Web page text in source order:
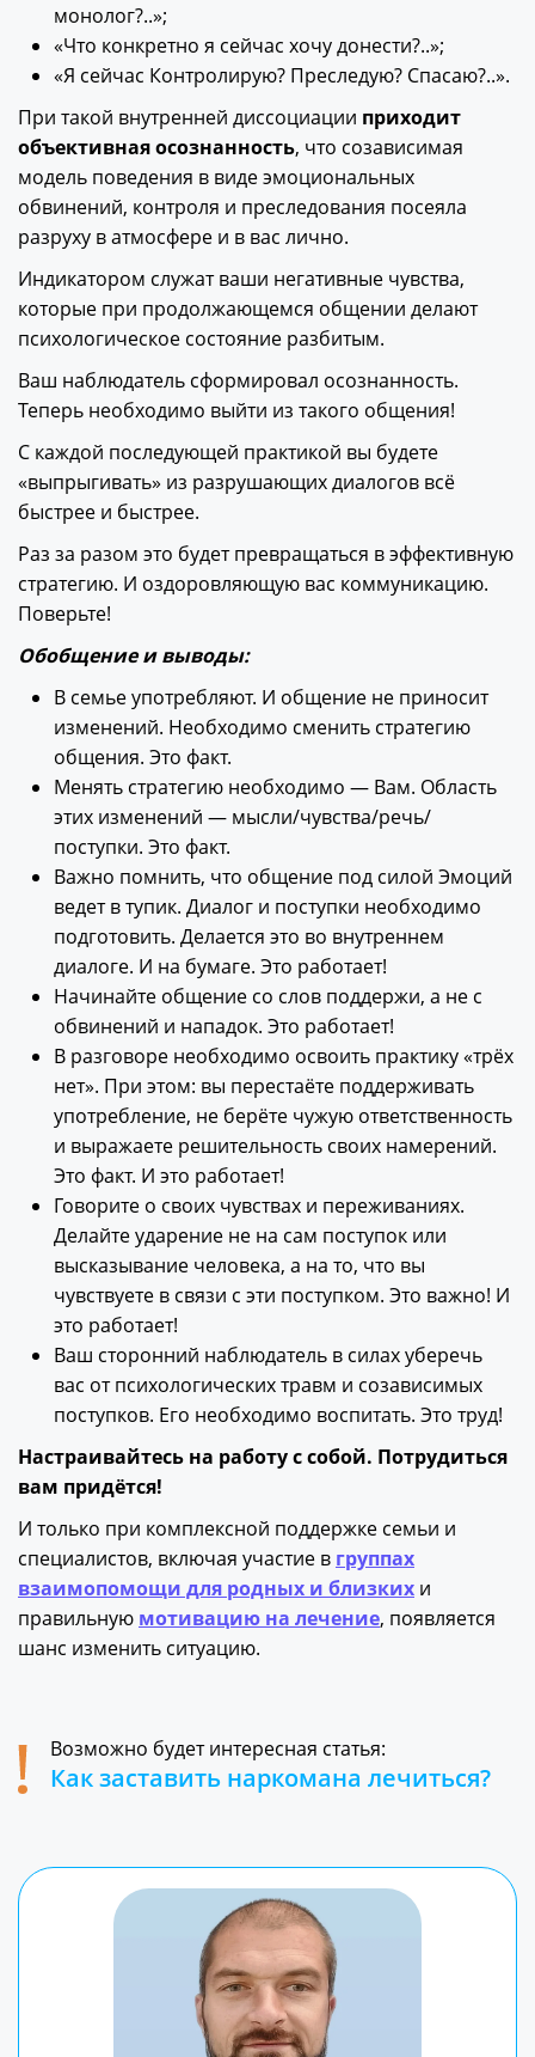
монолог?..»;
«Что конкретно я сейчас хочу донести?..»;
«Я сейчас Контролирую? Преследую? Спасаю?..».
При такой внутренней диссоциации приходит
объективная осознанность, что созависимая
модель поведения в виде эмоциональных
обвинений, контроля и преследования посеяла
разруху в атмосфере и в вас лично.
Индикатором служат ваши негативные чувства,
которые при продолжающемся общении делают
психологическое состояние разбитым.
Ваш наблюдатель сформировал осознанность.
Теперь необходимо выйти из такого общения!
С каждой последующей практикой вы будете
«выпрыгивать» из разрушающих диалогов всё
быстрее и быстрее.
Раз за разом это будет превращаться в эффективную
стратегию. И оздоровляющую вас коммуникацию.
Поверьте!
Обобщение и выводы:
В семье употребляют. И общение не приносит
изменений. Необходимо сменить стратегию
общения. Это факт.
Менять стратегию необходимо — Вам. Область
этих изменений — мысли/чувства/речь/
поступки. Это факт.
Важно помнить, что общение под силой Эмоций
ведет в тупик. Диалог и поступки необходимо
подготовить. Делается это во внутреннем
диалоге. И на бумаге. Это работает!
Начинайте общение со слов поддержи, а не с
обвинений и нападок. Это работает!
В разговоре необходимо освоить практику «трёх
нет». При этом: вы перестаёте поддерживать
употребление, не берёте чужую ответственность
и выражаете решительность своих намерений.
Это факт. И это работает!
Говорите о своих чувствах и переживаниях.
Делайте ударение не на сам поступок или
высказывание человека, а на то, что вы
чувствуете в связи с эти поступком. Это важно! И
это работает!
Ваш сторонний наблюдатель в силах уберечь
вас от психологических травм и созависимых
поступков. Его необходимо воспитать. Это труд!
Настраивайтесь на работу с собой. Потрудиться
вам придётся!
И только при комплексной поддержке семьи и
специалистов, включая участие в группах
взаимопомощи для родных и близких и
правильную мотивацию на лечение, появляется
шанс изменить ситуацию.
Возможно будет интересная статья:
Как заставить наркомана лечиться?